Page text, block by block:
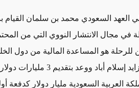
العهد السعودي محمد بن سلمان القيام
في مجال الانتشار النووي التي من
هو المساعدة المالية من دول
زار ولي عهد الإمارات محمد بن زايد إسلام
السعودية مليار دولار كدفعة